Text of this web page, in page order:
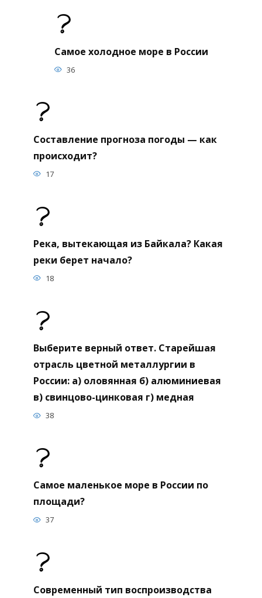
Самое холодное море в России
36
Составление прогноза погоды — как
происходит?
17
Река, вытекающая из Байкала? Какая
реки берет начало?
18
Выберите верный ответ. Старейшая
отрасль цветной металлургии в
России: а) оловянная б) алюминиевая
в) свинцово-цинковая г) медная
38
Самое маленькое море в России по
площади?
37
Современный тип воспроизводства